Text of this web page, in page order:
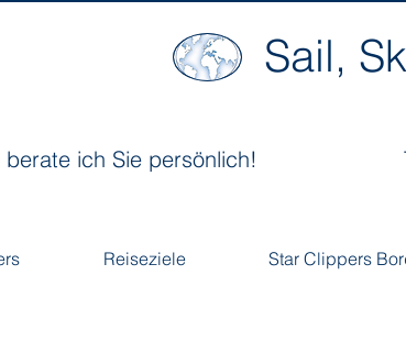
Sail,
berate ich Sie persönlich!
Reiseziele Star Clippers